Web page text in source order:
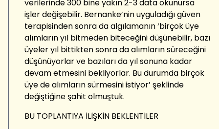
verilerinde 300 bine yakın 2-3 data okunursa
işler değişebilir. Bernanke’nin uyguladığı güven
terapisinden sonra da algılamanın ‘birçok üye
alımların yıl bitmeden biteceğini düşünebilir, bazı
üyeler yıl bittikten sonra da alımların süreceğini
düşünüyorlar ve bazıları da yıl sonuna kadar
devam etmesini bekliyorlar. Bu durumda birçok
üye de alımların sürmesini istiyor’ şeklinde
değiştiğine şahit olmuştuk.
BU TOPLANTIYA İLİŞKİN BEKLENTİLER